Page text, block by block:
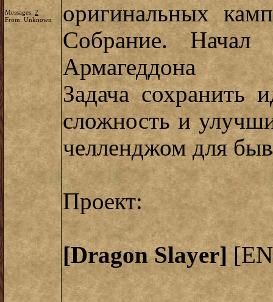
Messages: 2
From: Unknown
оригинальных
Собрание.
Армагеддона
Задача сохранить
сложность и
челленджом для
Проект:
[Dragon Slayer]